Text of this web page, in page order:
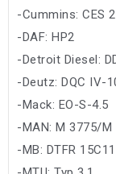
-Cummins: CES
-DAF: HP2
-Detroit Diesel:
-Deutz: DQC IV-
-Mack: EO-S-4.5
-MAN: M 3775/
-MB: DTFR